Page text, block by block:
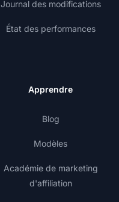
Journal des modifications
État des performances
Apprendre
Blog
Modèles
Académie de marketing
d'affiliation